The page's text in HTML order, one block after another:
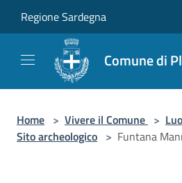
Regione Sardegna
Comune di
Home > Vivere il Comune >
Sito archeologico > Funtana